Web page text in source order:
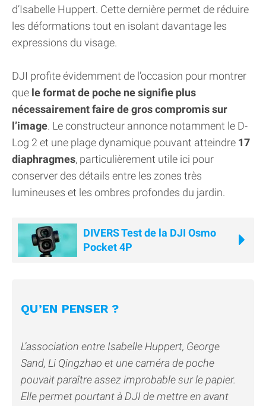
d’Isabelle Huppert. Cette dernière permet de réduire
les déformations tout en isolant davantage les
expressions du visage.
DJI profite évidemment de l’occasion pour montrer
que le format de poche ne signifie plus
nécessairement faire de gros compromis sur
l’image. Le constructeur annonce notamment le D-
Log 2 et une plage dynamique pouvant atteindre 17
diaphragmes, particulièrement utile ici pour
conserver des détails entre les zones très
lumineuses et les ombres profondes du jardin.
DIVERS Test de la DJI Osmo
Pocket 4P
QU’EN PENSER ?
L’association entre Isabelle Huppert, George
Sand, Li Qingzhao et une caméra de poche
pouvait paraître assez improbable sur le papier.
Elle permet pourtant à DJI de mettre en avant